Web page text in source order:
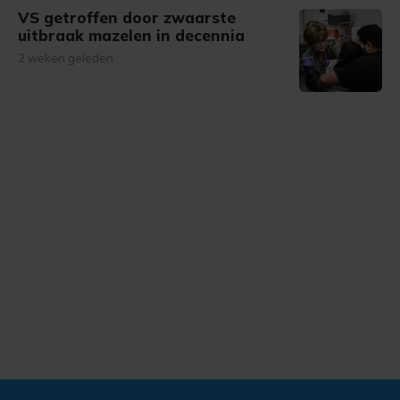
VS getroffen door zwaarste
uitbraak mazelen in decennia
2 weken geleden